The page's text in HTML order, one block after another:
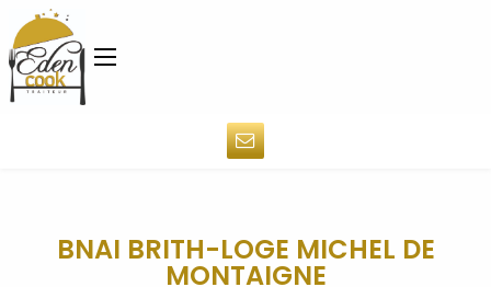
BNAI BRITH-LOGE MICHEL DE
MONTAIGNE